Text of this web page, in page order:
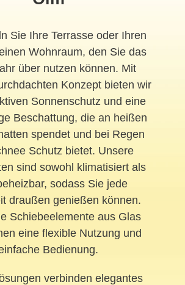
Sie Ihre Terrasse oder Ihren
Wohnraum, den Sie das
über nutzen können. Mit
Konzept bieten wir
Sonnenschutz und eine
Beschattung, die an heißen
spendet und bei Regen
Schutz bietet. Unsere
sind sowohl klimatisiert als
sodass Sie jede
draußen genießen können.
Schiebeelemente aus Glas
eine flexible Nutzung und
Bedienung.
verbinden elegantes